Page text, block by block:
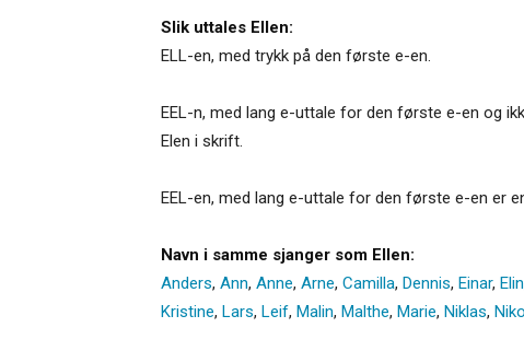
Slik uttales Ellen:
ELL-en, med trykk på den første e-en.
EEL-n, med lang e-uttale for den første e-en og
Elen i skrift.
EEL-en, med lang e-uttale for den første e-en er
Navn i samme sjanger som Ellen:
Anders, Ann, Anne, Arne, Camilla, Dennis, Einar, Elin
Kristine, Lars, Leif, Malin, Malthe, Marie, Niklas,